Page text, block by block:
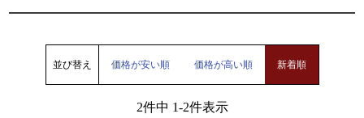
並び替え 価格が安い順 価格が高い順 新着順
2件中 1-2件表示